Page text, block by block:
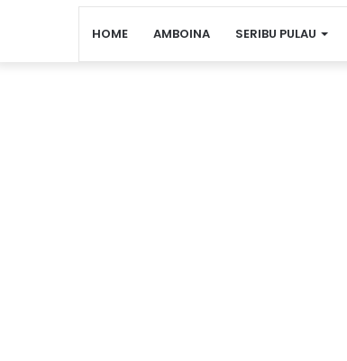
HOME AMBOINA SERIBU PULAU